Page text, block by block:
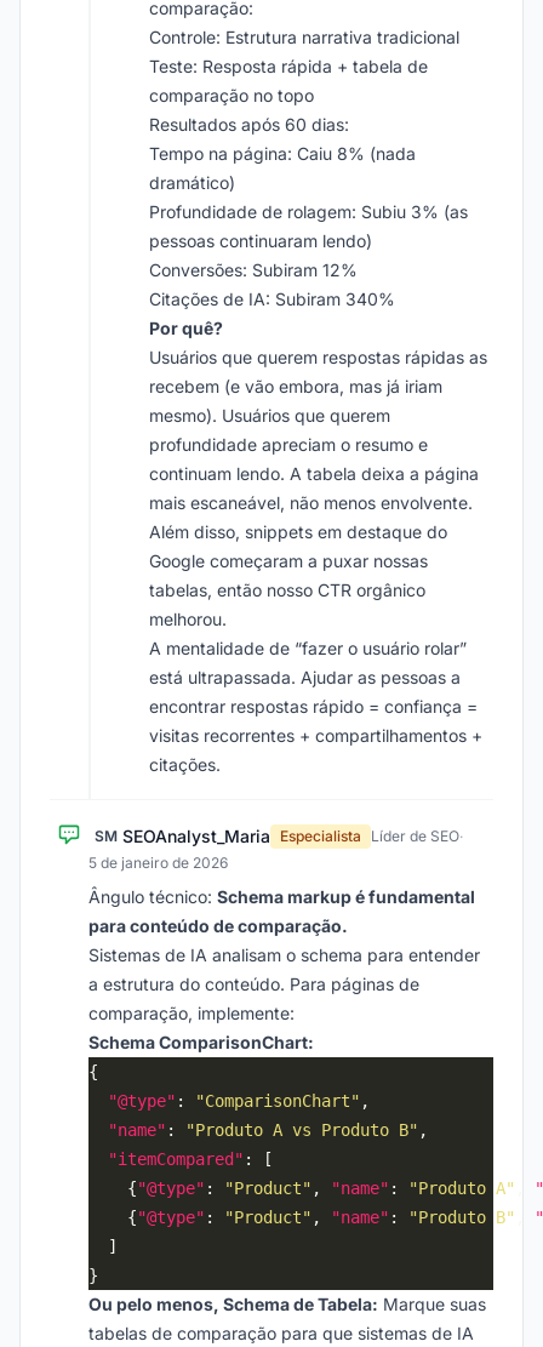
comparação:
Controle: Estrutura narrativa tradicional
Teste: Resposta rápida + tabela de
comparação no topo
Resultados após 60 dias:
Tempo na página: Caiu 8% (nada
dramático)
Profundidade de rolagem: Subiu 3% (as
pessoas continuaram lendo)
Conversões: Subiram 12%
Citações de IA: Subiram 340%
Por quê?
Usuários que querem respostas rápidas as
recebem (e vão embora, mas já iriam
mesmo). Usuários que querem
profundidade apreciam o resumo e
continuam lendo. A tabela deixa a página
mais escaneável, não menos envolvente.
Além disso, snippets em destaque do
Google começaram a puxar nossas
tabelas, então nosso CTR orgânico
melhorou.
A mentalidade de “fazer o usuário rolar”
está ultrapassada. Ajudar as pessoas a
encontrar respostas rápido = confiança =
visitas recorrentes + compartilhamentos +
citações.
SM SEOAnalyst_Maria Especialista Líder de SEO·
5 de janeiro de 2026
Ângulo técnico: Schema markup é fundamental
para conteúdo de comparação.
Sistemas de IA analisam o schema para entender
a estrutura do conteúdo. Para páginas de
comparação, implemente:
Schema ComparisonChart:
"@type" : "ComparisonChart"
"name" : "Produto A vs Produto B"
"itemCompared"
    {
"@type" : "Product" , "name" : "Produto A"
    {
"@type" : "Product" , "name" : "Produto B"
Ou pelo menos, Schema de Tabela: Marque suas
tabelas de comparação para que sistemas de IA